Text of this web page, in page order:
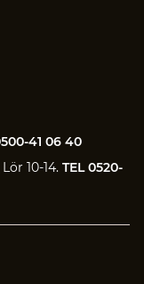
41 06 40
10-14. TEL 0520-